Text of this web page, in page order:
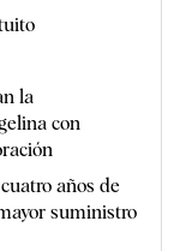
la
con
años de
suministro